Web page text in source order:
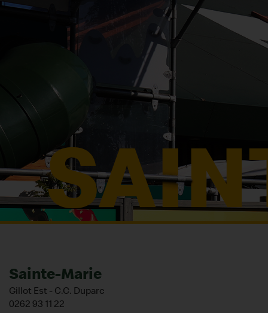
Sainte-Marie
Gillot Est - C.C. Duparc
0262 93 11 22